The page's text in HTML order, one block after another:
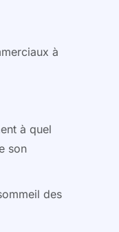
à
à quel
son
des